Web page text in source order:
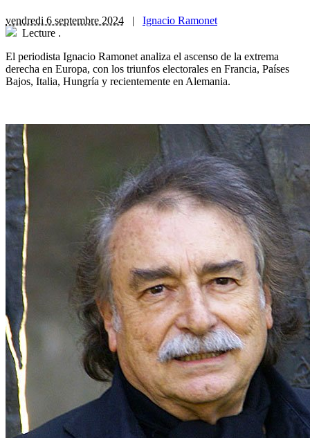
vendredi 6 septembre 2024 | Ignacio Ramonet
Lecture .
El periodista Ignacio Ramonet analiza el ascenso de la extrema
derecha en Europa, con los triunfos electorales en Francia, Países
Bajos, Italia, Hungría y recientemente en Alemania.